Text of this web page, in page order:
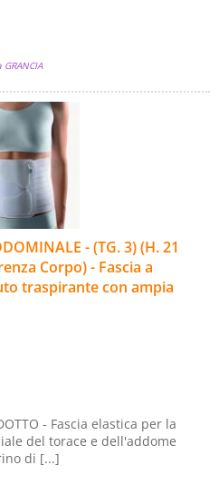
- (TG. 3) (H. 21
Corpo) - Fascia a
traspirante con ampia
- Fascia elastica per la
del torace e dell'addome
di [...]